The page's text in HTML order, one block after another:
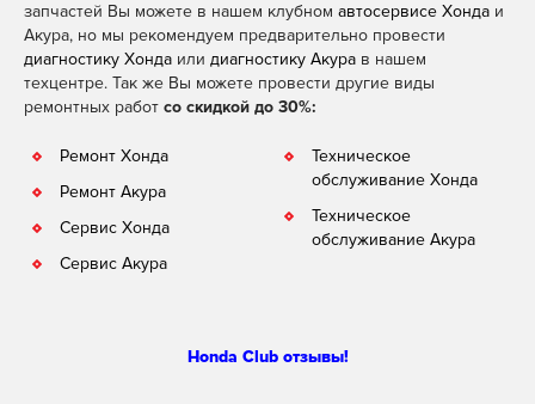
запчастей Вы можете в нашем клубном автосервисе Хонда и
Акура, но мы рекомендуем предварительно провести
диагностику Хонда или диагностику Акура в нашем
техцентре. Так же Вы можете провести другие виды
ремонтных работ со скидкой до 30%:
Ремонт Хонда
Ремонт Акура
Сервис Хонда
Сервис Акура
Техническое
обслуживание Хонда
Техническое
обслуживание Акура
Honda Club отзывы!